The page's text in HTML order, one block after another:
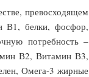
превосходящем
В1, белки, фосфор,
потребность –
В2, Витамин В3,
Омега-3 жирные